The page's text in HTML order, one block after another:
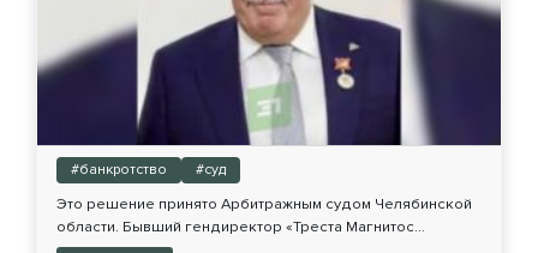
#банкротство #суд
Это решение принято Арбитражным судом Челябинской
области. Бывший гендиректор «Треста Магнитос...